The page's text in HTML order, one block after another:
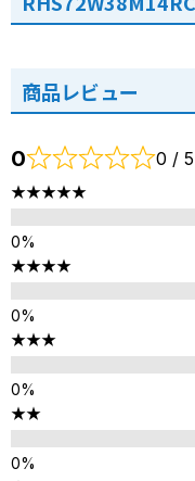
商品レビュー
0 0 / 5
★★★★★
★★★★
★★★
★★